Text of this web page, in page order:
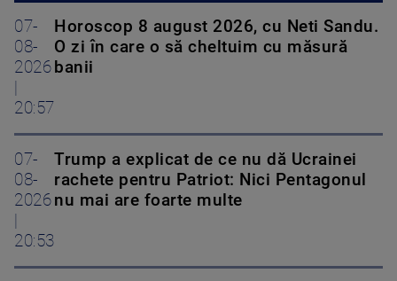
07-
08-
2026
20:57
Horoscop 8 august 2026, cu Neti Sandu.
O zi în care o să cheltuim cu măsură
banii
07-
08-
2026
20:53
Trump a explicat de ce nu dă Ucrainei
rachete pentru Patriot: Nici Pentagonul
nu mai are foarte multe